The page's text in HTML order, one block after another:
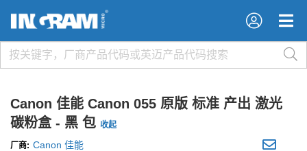
×
×
Canon 佳能 Canon 055 原版 标准 产出 激光
碳粉盒 - 黑 包 收起
厂商: Canon 佳能